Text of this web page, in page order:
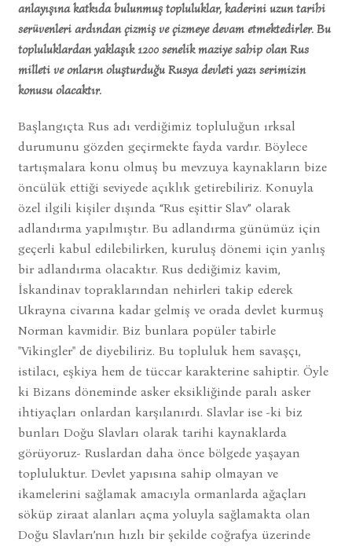
anlayışına katkıda bulunmuş topluluklar, kaderini uzun tarihi
serüvenleri ardından çizmiş ve çizmeye devam etmektedirler. Bu
topluluklardan yaklaşık 1200 senelik maziye sahip olan Rus
milleti ve onların oluşturduğu Rusya devleti yazı serimizin
konusu olacaktır.
Başlangıçta Rus adı verdiğimiz topluluğun ırksal
durumunu gözden geçirmekte fayda vardır. Böylece
tartışmalara konu olmuş bu mevzuya kaynakların bize
öncülük ettiği seviyede açıklık getirebiliriz. Konuyla
özel ilgili kişiler dışında “Rus eşittir Slav” olarak
adlandırma yapılmıştır. Bu adlandırma günümüz için
geçerli kabul edilebilirken, kuruluş dönemi için yanlış
bir adlandırma olacaktır. Rus dediğimiz kavim,
İskandinav topraklarından nehirleri takip ederek
Ukrayna civarına kadar gelmiş ve orada devlet kurmuş
Norman kavmidir. Biz bunlara popüler tabirle
"Vikingler" de diyebiliriz. Bu topluluk hem savaşçı,
istilacı, eşkiya hem de tüccar karakterine sahiptir. Öyle
ki Bizans döneminde asker eksikliğinde paralı asker
ihtiyaçları onlardan karşılanırdı. Slavlar ise -ki biz
bunları Doğu Slavları olarak tarihi kaynaklarda
görüyoruz- Ruslardan daha önce bölgede yaşayan
topluluktur. Devlet yapısına sahip olmayan ve
ikamelerini sağlamak amacıyla ormanlarda ağaçları
söküp ziraat alanları açma yoluyla sağlamakta olan
Doğu Slavları’nın hızlı bir şekilde coğrafya üzerinde